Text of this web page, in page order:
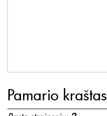
Pamario kraštas